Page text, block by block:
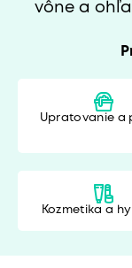
vône a
Upratovanie a
Kozmetika a